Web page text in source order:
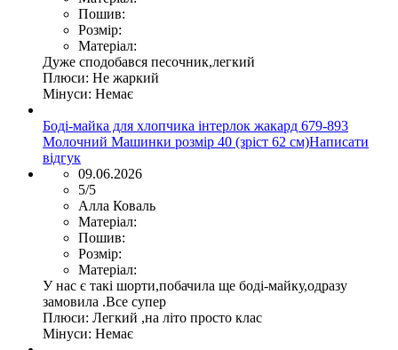
Пошив:
Розмір:
Матеріал:
Дуже сподобався песочник,легкий
Плюси: Не жаркий
Мінуси: Немає
Боді-майка для хлопчика інтерлок жакард 679-893
Молочний Машинки розмір 40 (зріст 62 см)Написати
відгук
09.06.2026
5/5
Алла Коваль
Матеріал:
Пошив:
Розмір:
Матеріал:
У нас є такі шорти,побачила ще боді-майку,одразу
замовила .Все супер
Плюси: Легкий ,на літо просто клас
Мінуси: Немає